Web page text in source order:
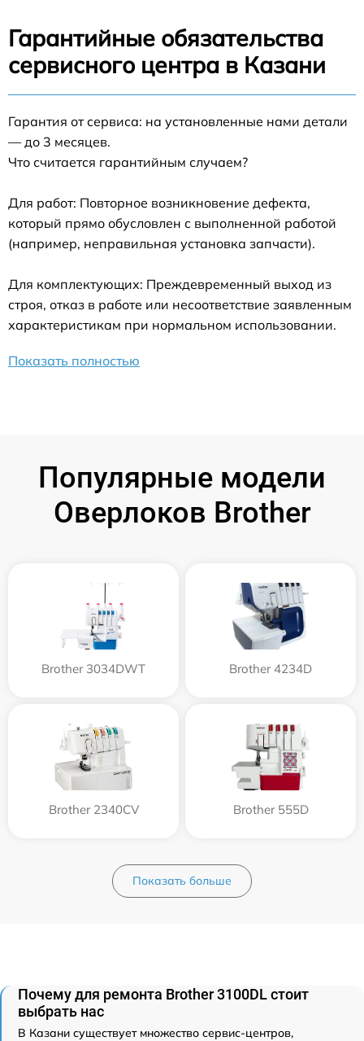
Гарантийные обязательства
сервисного центра в Казани
Гарантия от сервиса: на установленные нами детали
— до 3 месяцев.
Что считается гарантийным случаем?
Для работ: Повторное возникновение дефекта,
который прямо обусловлен с выполненной работой
(например, неправильная установка запчасти).
Для комплектующих: Преждевременный выход из
строя, отказ в работе или несоответствие заявленным
характеристикам при нормальном использовании.
Показать полностью
Популярные модели
Оверлоков Brother
Brother 3034DWT Brother 4234D
Brother 2340CV Brother 555D
Показать больше
Почему для ремонта Brother 3100DL стоит
выбрать нас
В Казани существует множество сервис-центров,